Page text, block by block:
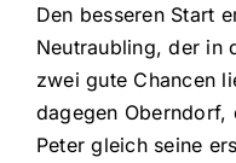
Den besseren Start
Neutraubling, der in
zwei gute Chancen
dagegen Oberndorf,
Peter gleich seine